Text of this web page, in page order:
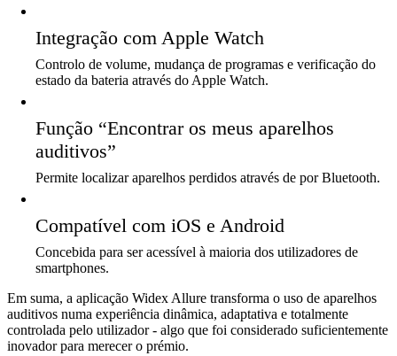
Integração com Apple Watch
Controlo de volume, mudança de programas e verificação do
estado da bateria através do Apple Watch.
Função “Encontrar os meus aparelhos
auditivos”
Permite localizar aparelhos perdidos através de por Bluetooth.
Compatível com iOS e Android
Concebida para ser acessível à maioria dos utilizadores de
smartphones.
Em suma, a aplicação Widex Allure transforma o uso de aparelhos
auditivos numa experiência dinâmica, adaptativa e totalmente
controlada pelo utilizador - algo que foi considerado suficientemente
inovador para merecer o prémio.